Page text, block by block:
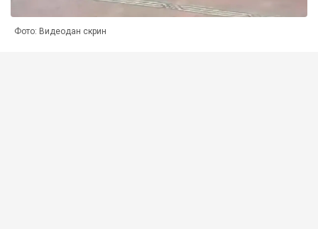
Фото: Видеодан скрин